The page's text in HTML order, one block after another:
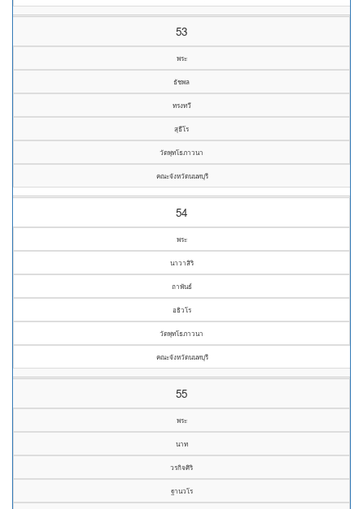
53
พระ
ธัชพล
ทรงทวี
สุธีโร
วัดพุทโธภาวนา
คณะจังหวัดนนทบุรี
54
พระ
นาวาสิริ
ถาพันธ์
อธิวโร
วัดพุทโธภาวนา
คณะจังหวัดนนทบุรี
55
พระ
นาท
วรกิจศิริ
ฐานวโร